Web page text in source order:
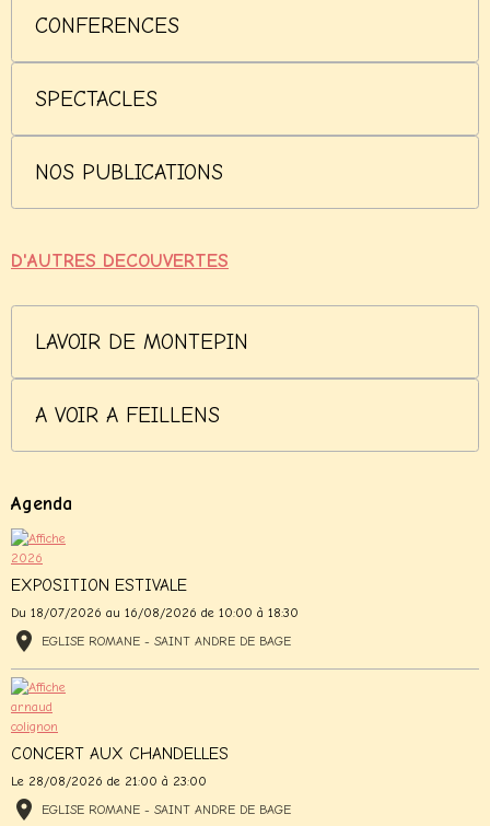
CONFERENCES
SPECTACLES
NOS PUBLICATIONS
D'AUTRES DECOUVERTES
LAVOIR DE MONTEPIN
A VOIR A FEILLENS
Agenda
EXPOSITION ESTIVALE
Du 18/07/2026 au 16/08/2026 de 10:00 à 18:30
EGLISE ROMANE - SAINT ANDRE DE BAGE
CONCERT AUX CHANDELLES
Le 28/08/2026 de 21:00 à 23:00
EGLISE ROMANE - SAINT ANDRE DE BAGE